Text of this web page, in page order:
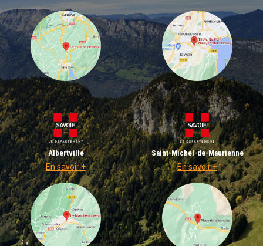
Albertville
En savoir +
Saint-Michel-de-Maurienne
En savoir +